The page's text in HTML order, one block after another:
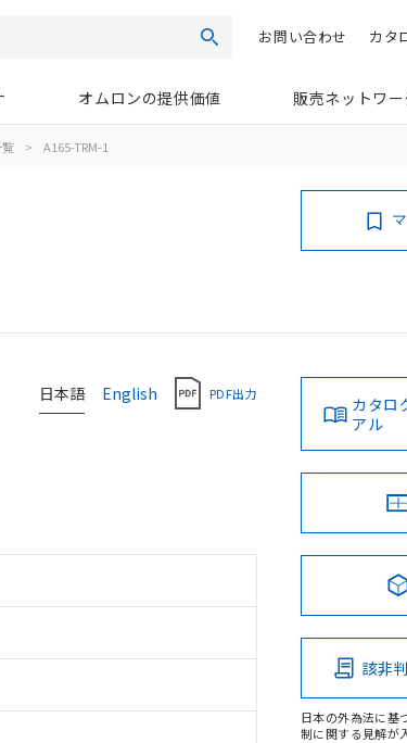
検索 カタ
お問い合わせ
オムロンの提供価値 販売ネットワー
> A165-TRM-1
日本語 English PDF出力
カタロ
アル
該非
日本の外為法に基
制に関する見解が